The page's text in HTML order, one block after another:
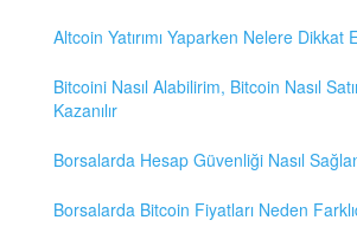
Altcoin Yatırımı Yaparken Nelere Dikkat
Bitcoini Nasıl Alabilirim, Bitcoin Nasıl
Kazanılır
Borsalarda Hesap Güvenliği Nasıl
Borsalarda Bitcoin Fiyatları Neden